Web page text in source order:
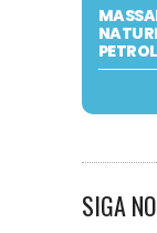
SIGA